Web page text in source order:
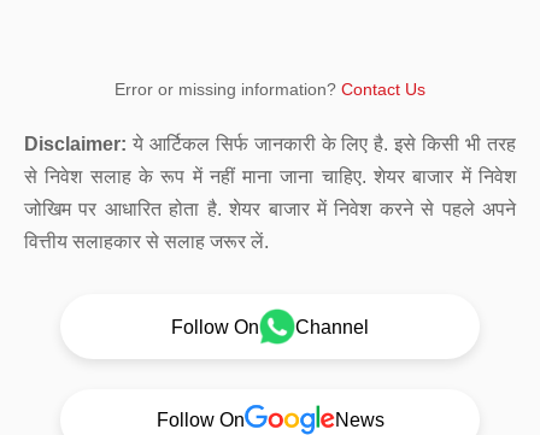
Error or missing information? Contact Us
Disclaimer: ये आर्टिकल सिर्फ जानकारी के लिए है. इसे किसी भी तरह
से निवेश सलाह के रूप में नहीं माना जाना चाहिए. शेयर बाजार में निवेश
जोखिम पर आधारित होता है. शेयर बाजार में निवेश करने से पहले अपने
वित्तीय सलाहकार से सलाह जरूर लें.
Follow On Channel
Follow On News